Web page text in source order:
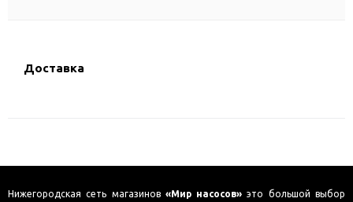
Доставка
Нижегородская сеть магазинов «Мир насосов» это большой выбор